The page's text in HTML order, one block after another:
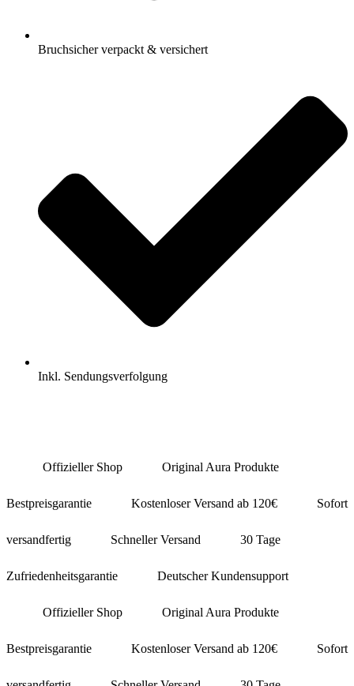
Bruchsicher verpackt & versichert
Inkl. Sendungsverfolgung
Offizieller Shop Original Aura Produkte
Bestpreisgarantie Kostenloser Versand ab 120€ Sofort
versandfertig Schneller Versand 30 Tage
Zufriedenheitsgarantie Deutscher Kundensupport
Offizieller Shop Original Aura Produkte
Bestpreisgarantie Kostenloser Versand ab 120€ Sofort